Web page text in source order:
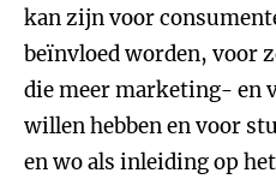
kan zijn voor
beïnvloed worden, voor
die meer marketing- en
willen hebben en voor
en wo als inleiding op